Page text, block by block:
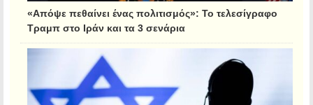
«Απόψε πεθαίνει ένας πολιτισμός»: Το τελεσίγραφο
Τραμπ στο Ιράν και τα 3 σενάρια